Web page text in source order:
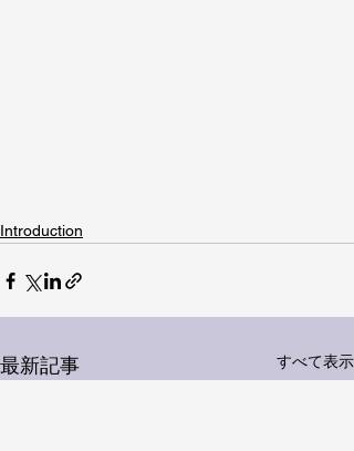
Introduction
最新記事 すべて表示